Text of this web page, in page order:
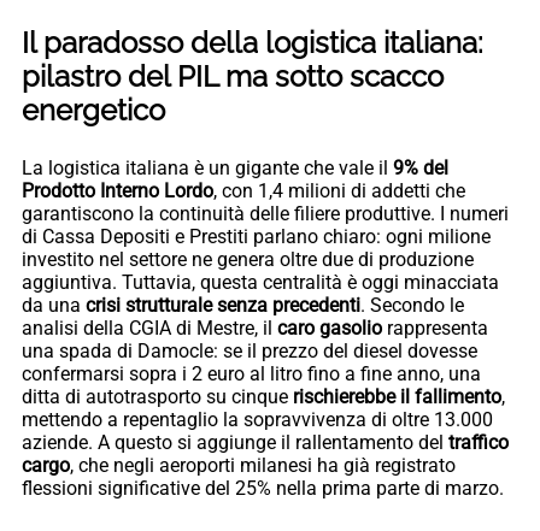
Il paradosso della logistica italiana:
pilastro del PIL ma sotto scacco
energetico
La logistica italiana è un gigante che vale il 9% del
Prodotto Interno Lordo, con 1,4 milioni di addetti che
garantiscono la continuità delle filiere produttive. I numeri
di Cassa Depositi e Prestiti parlano chiaro: ogni milione
investito nel settore ne genera oltre due di produzione
aggiuntiva. Tuttavia, questa centralità è oggi minacciata
da una crisi strutturale senza precedenti. Secondo le
analisi della CGIA di Mestre, il caro gasolio rappresenta
una spada di Damocle: se il prezzo del diesel dovesse
confermarsi sopra i 2 euro al litro fino a fine anno, una
ditta di autotrasporto su cinque rischierebbe il fallimento,
mettendo a repentaglio la sopravvivenza di oltre 13.000
aziende. A questo si aggiunge il rallentamento del traffico
cargo, che negli aeroporti milanesi ha già registrato
flessioni significative del 25% nella prima parte di marzo.